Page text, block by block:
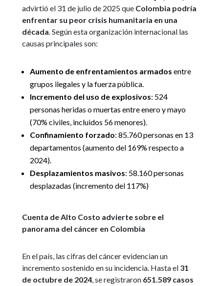
advirtió el 31 de julio de 2025 que Colombia podría
enfrentar su peor crisis humanitaria en una
década. Según esta organización internacional las
causas principales son:
Aumento de enfrentamientos armados entre
grupos ilegales y la fuerza pública.
Incremento del uso de explosivos: 524
personas heridas o muertas entre enero y mayo
(70% civiles, incluidos 56 menores).
Confinamiento forzado: 85.760 personas en 13
departamentos (aumento del 169% respecto a
2024).
Desplazamientos masivos: 58.160 personas
desplazadas (incremento del 117%)
Cuenta de Alto Costo advierte sobre el
panorama del cáncer en Colombia
En el país, las cifras del cáncer evidencian un
incremento sostenido en su incidencia. Hasta el 31
de octubre de 2024, se registraron 651.589 casos